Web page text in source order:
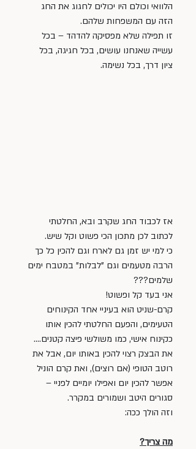
הלוואי וכולם היו יכולים לחגוג את החג
הזה עם המשפחות שלהם.
זו תפילה שלא מפסיקה להדהד – בכל
עשייה שאנחנו עושים, בכל חגיגה, בכל
ציון דרך, בכל נשימה.
אז לכבוד החג שקרב ובא, החלטתי
לכתוב לכן מתכון הכי פשוט וקל שיש.
כי למי יש זמן גם לארח וגם להכין כל כך
הרבה מטעמים וגם "לבלות" במטבח ימים
שלמים???
אני בעד קל ופשוט!
קרם-שניט הוא בעיניי אחד הקינוחים
הטעימים, והפעם החלטתי להכין אותו
כקינוח אישי, כמו משולשי פיצה קטנים....
את הבצק רצוי להכין באותו יום, אבל את
רוטב הטופי (אם רוצים), ואת קרם הוניל
אפשר להכין יום ואפילו יומיים לפניי –
סגורים היטב ושמורים במקרר.
וזה הולך ככה:
מה צריך?